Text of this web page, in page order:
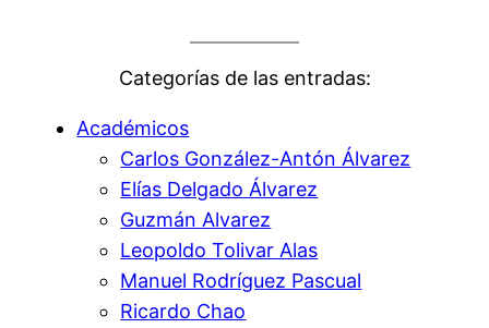
Categorías de las entradas:
Académicos
Carlos González-Antón Álvarez
Elías Delgado Álvarez
Guzmán Alvarez
Leopoldo Tolivar Alas
Manuel Rodríguez Pascual
Ricardo Chao